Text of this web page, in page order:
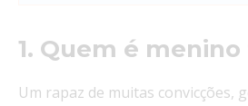
1. Quem é
Um rapaz de muitas convicções,